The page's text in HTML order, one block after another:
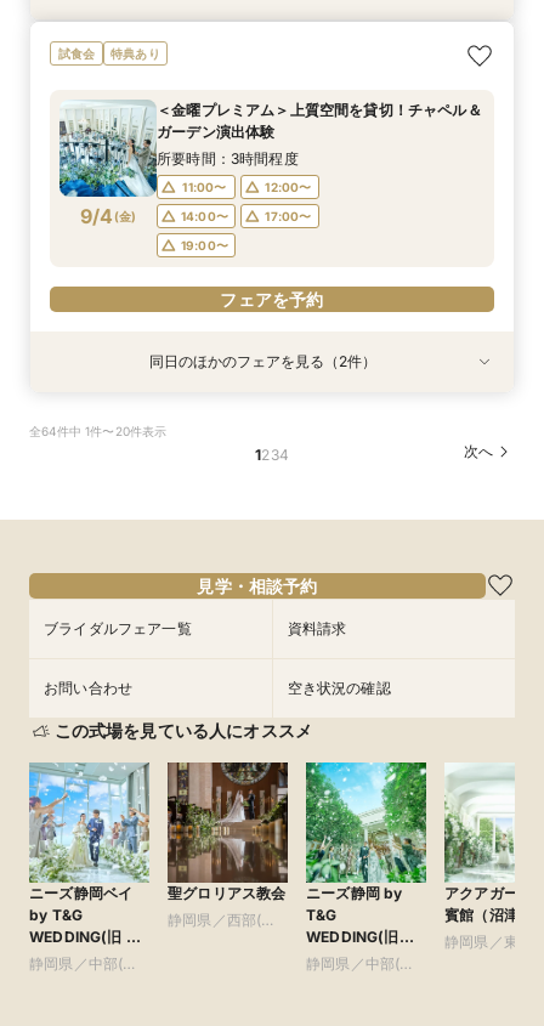
9/3(木)
2名様～少人数プラン【送迎付きで安心】一組貸
切でおススメ♪
12:00〜
13:00〜
15:00〜
17:00〜
18:00〜
フェアを予約
9/3(木)
【遠方の方◎オンライン相談会】スマホで簡単！
豪華5大特典付き
12:00〜
13:00〜
15:00〜
17:00〜
18:00〜
フェアを予約
試食会 特典あり
9/4 (金)
＜金曜プレミアム＞上質空間を貸切！チャペル＆
ガーデン演出体験
所要時間：3時間程度
11:00〜
12:00〜
14:00〜
17:00〜
19:00〜
フェアを予約
特典あり
9/4
切でおススメ♪
9/4
豪華5大特典付き
同日のほかのフェアを見る（2件）
全64件中 1件〜20件表示
1234 次へ
見学・相談予約
ブライダルフェア一覧 資料請求
お問い合わせ 空き状況の確認
この式場を見ている人にオススメ
ニーズ静岡ベイ
by T&G
WEDDING(旧 ベ
イサイド迎賓館
静岡県／中部(静
聖グロリアス教会
静岡県／西部(浜
ニーズ静岡 by
T&G
WEDDING(旧
アーセンティア迎
静岡県／中部(静
アクアガーデ
賓館（沼津）
静岡県／東部(